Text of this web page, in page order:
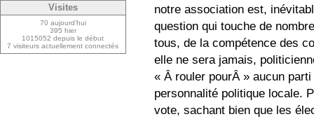
notre association est,
question qui touche de
tous, de la compétence des
elle ne sera jamais,
« Â rouler pourÂ » aucun
personnalité politique locale.
vote, sachant bien que les
Visites
70 aujourd’hui
395 hier
1015052 depuis le début
7 visiteurs actuellement connectés